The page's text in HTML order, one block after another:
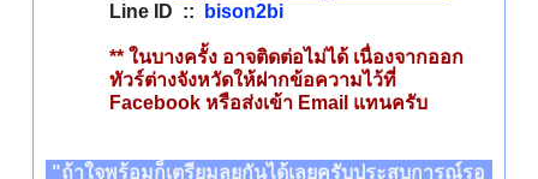
Line ID ::
bison2bi
** ในบางครั้ง อาจติดต่อไม่ได้ เนื่องจากออก
ทัวร์ต่างจังหวัดให้ฝากข้อความไว้ที่
Facebook หรือส่งเข้า Email แทนครับ
"ถ้าใจพร้อมก็เตรียมลุยกันได้เลยครับประสบการณ์รอ